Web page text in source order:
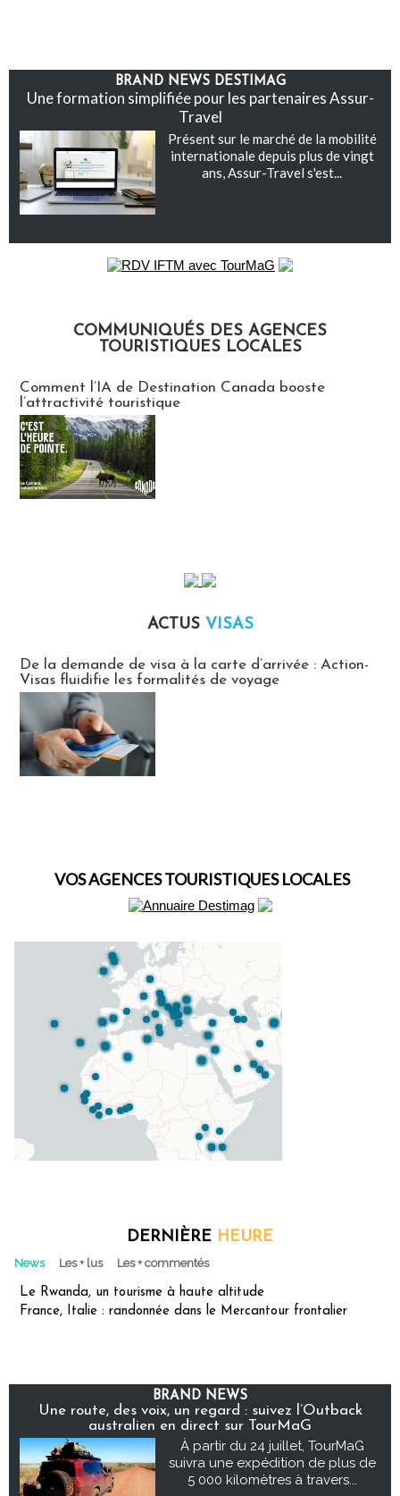
BRAND NEWS DESTIMAG
Une formation simplifiée pour les partenaires Assur-
Travel
Présent sur le marché de la mobilité
internationale depuis plus de vingt
ans, Assur-Travel s'est...
COMMUNIQUÉS DES AGENCES
TOURISTIQUES LOCALES
Comment l’IA de Destination Canada booste
l’attractivité touristique
ACTUS VISAS
De la demande de visa à la carte d’arrivée : Action-
Visas fluidifie les formalités de voyage
VOS AGENCES TOURISTIQUES LOCALES
DERNIÈRE HEURE
News Les + lus Les + commentés
Le Rwanda, un tourisme à haute altitude
France, Italie : randonnée dans le Mercantour frontalier
BRAND NEWS
Une route, des voix, un regard : suivez l’Outback
australien en direct sur TourMaG
À partir du 24 juillet, TourMaG
suivra une expédition de plus de
5 000 kilomètres à travers...